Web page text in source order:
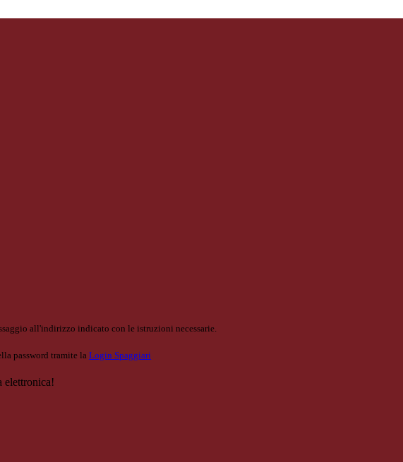
all'indirizzo indicato con le istruzioni necessarie.
password tramite la Login Spaggiari
elettronica!